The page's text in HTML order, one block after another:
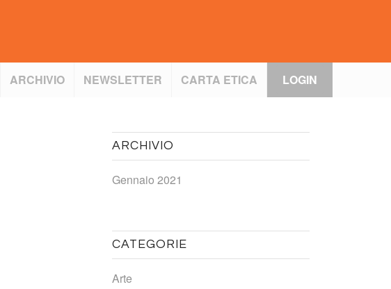
ARCHIVIO NEWSLETTER CARTA ETICA LOGIN
ARCHIVIO
Gennaio 2021
CATEGORIE
Arte